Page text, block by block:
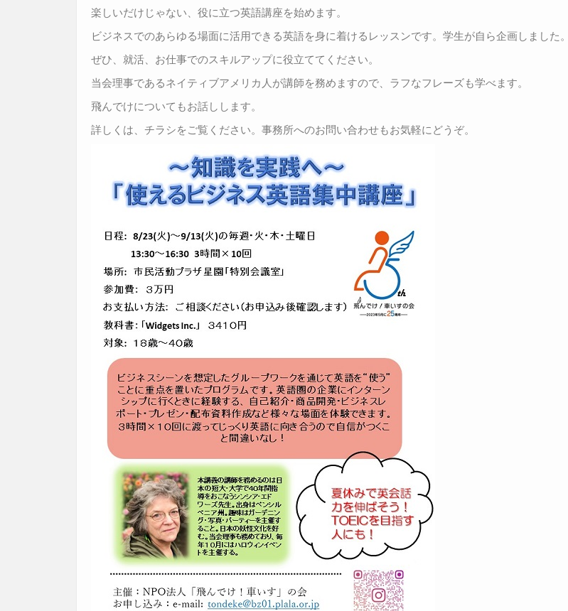
楽しいだけじゃない、役に立つ英語講座を始めます。
ビジネスでのあらゆる場面に活用できる英語を身に着けるレッスンです。学生が自ら企画しました。
ぜひ、就活、お仕事でのスキルアップに役立ててください。
当会理事であるネイティブアメリカ人が講師を務めますので、ラフなフレーズも学べます。
飛んでけについてもお話しします。
詳しくは、チラシをご覧ください。事務所へのお問い合わせもお気軽にどうぞ。